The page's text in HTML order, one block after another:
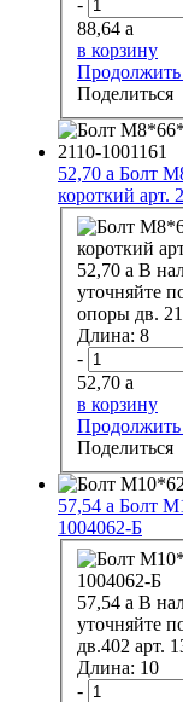
-
88,64 a
в корзину
Поделиться
52,70 a Болт
короткий арт.
52,70 a В
уточняйте
Длина: 8
-
52,70 a
в корзину
Поделиться
57,54 a Болт
1004062-Б
57,54 a В
уточняйте
дв.402
Длина: 10
-